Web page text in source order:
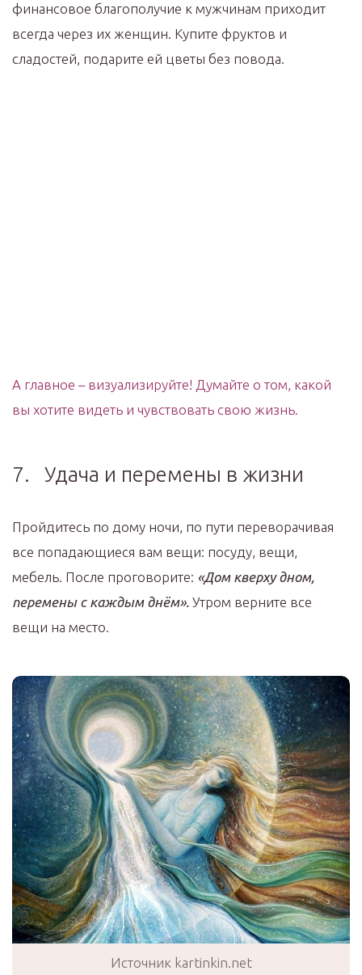
финансовое благополучие к мужчинам приходит
всегда через их женщин. Купите фруктов и
сладостей, подарите ей цветы без повода.
А главное – визуализируйте! Думайте о том, какой
вы хотите видеть и чувствовать свою жизнь.
7. Удача и перемены в жизни
Пройдитесь по дому ночи, по пути переворачивая
все попадающиеся вам вещи: посуду, вещи,
мебель. После проговорите: «Дом кверху дном,
перемены с каждым днём». Утром верните все
вещи на место.
Источник kartinkin.net